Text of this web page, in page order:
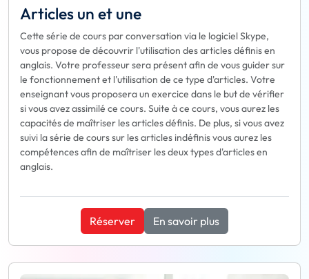
Articles un et une
Cette série de cours par conversation via le logiciel Skype,
vous propose de découvrir l'utilisation des articles définis en
anglais. Votre professeur sera présent afin de vous guider sur
le fonctionnement et l'utilisation de ce type d'articles. Votre
enseignant vous proposera un exercice dans le but de vérifier
si vous avez assimilé ce cours. Suite à ce cours, vous aurez les
capacités de maîtriser les articles définis. De plus, si vous avez
suivi la série de cours sur les articles indéfinis vous aurez les
compétences afin de maîtriser les deux types d'articles en
anglais.
Réserver En savoir plus